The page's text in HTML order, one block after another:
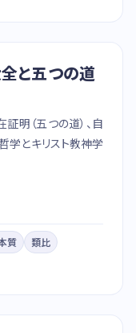
全と五つの道
明（五つの道）、自
学とキリスト教神学
質
類比